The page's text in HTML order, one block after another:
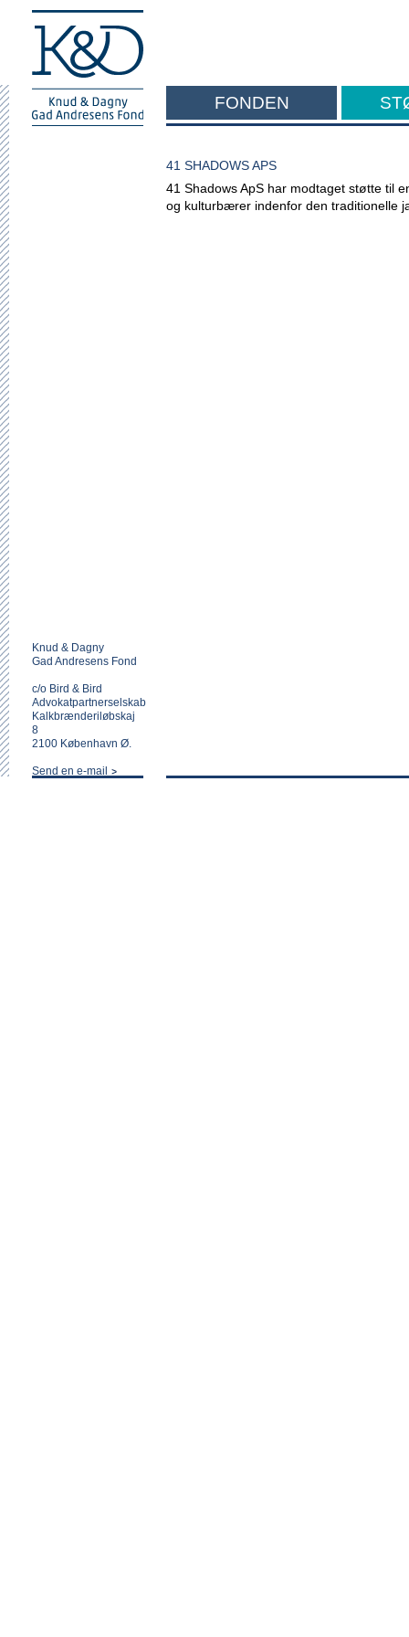
FONDEN
41 SHADOWS APS
41 Shadows ApS har modtaget støtte til
og kulturbærer indenfor den traditionelle
Knud & Dagny
Gad Andresens Fond
c/o Bird & Bird
Advokatpartnerselskab
Kalkbrænderiløbskaj
8
2100 København Ø.
Send en e-mail